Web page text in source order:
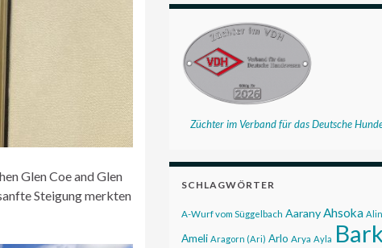
Glen Coe and Glen
Steigung merkten
Züchter im Verband für das Deutsche
SCHLAGWÖRTER
A-Wurf vom Süggelbach Aarany Ahsoka
Ameli Aragorn (Ari) Arlo Arya Ayla